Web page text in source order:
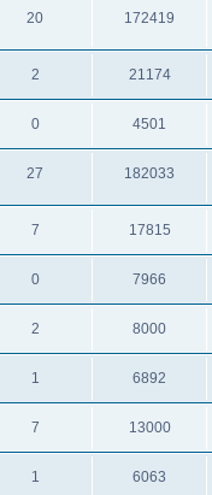
20 172419
2 21174
0 4501
27 182033
7 17815
0 7966
2 8000
1 6892
7 13000
1 6063